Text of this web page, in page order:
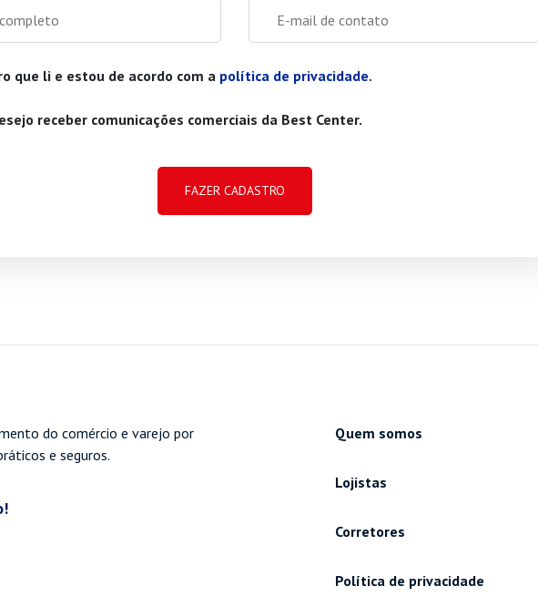
que li e estou de acordo com a política de privacidade.
receber comunicações comerciais da Best Center.
do comércio e varejo por
e seguros.
Quem somos
Lojistas
Corretores
Política de privacidade